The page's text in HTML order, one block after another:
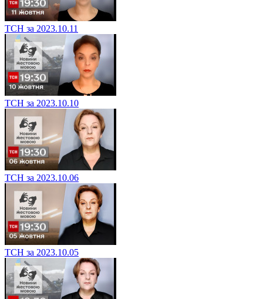
ТСН за 2023.10.11
ТСН за 2023.10.10
ТСН за 2023.10.06
ТСН за 2023.10.05